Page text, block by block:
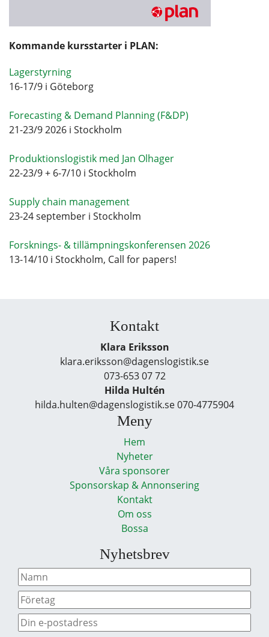
Kommande kursstarter i PLAN:
Lagerstyrning
16-17/9 i Göteborg
Forecasting & Demand Planning (F&DP)
21-23/9 2026 i Stockholm
Produktionslogistik med Jan Olhager
22-23/9 + 6-7/10 i Stockholm
Supply chain management
23-24 september i Stockholm
Forsknings- & tillämpningskonferensen 2026
13-14/10 i Stockholm, Call for papers!
Kontakt
Klara Eriksson
klara.eriksson@dagenslogistik.se
073-653 07 72
Hilda Hultén
hilda.hulten@dagenslogistik.se 070-4775904
Meny
Hem
Nyheter
Våra sponsorer
Sponsorskap & Annonsering
Kontakt
Om oss
Bossa
Nyhetsbrev